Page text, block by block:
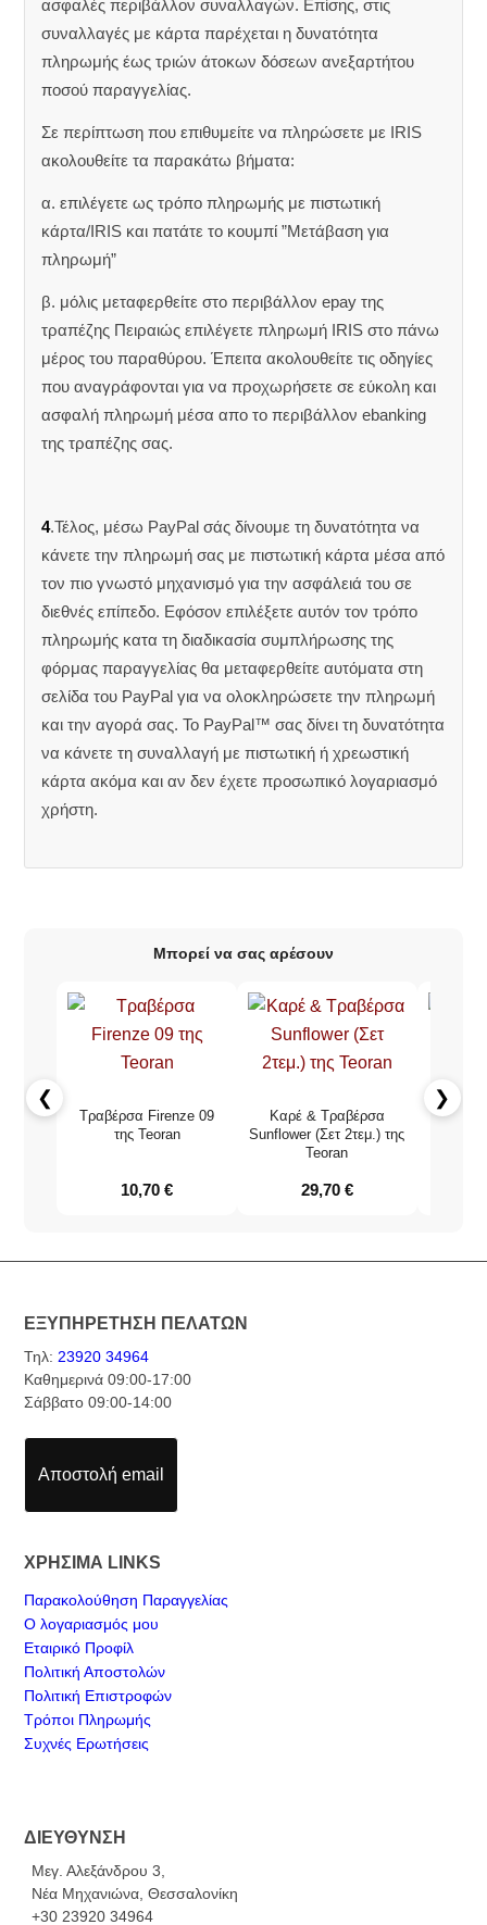
ασφαλές περιβάλλον συναλλαγών. Επίσης, στις
συναλλαγές με κάρτα παρέχεται η δυνατότητα
πληρωμής έως τριών άτοκων δόσεων ανεξαρτήτου
ποσού παραγγελίας.
Σε περίπτωση που επιθυμείτε να πληρώσετε με IRIS
ακολουθείτε τα παρακάτω βήματα:
α. επιλέγετε ως τρόπο πληρωμής με πιστωτική
κάρτα/IRIS και πατάτε το κουμπί ”Μετάβαση για
πληρωμή”
β. μόλις μεταφερθείτε στο περιβάλλον epay της
τραπέζης Πειραιώς επιλέγετε πληρωμή IRIS στο πάνω
μέρος του παραθύρου. Έπειτα ακολουθείτε τις οδηγίες
που αναγράφονται για να προχωρήσετε σε εύκολη και
ασφαλή πληρωμή μέσα απο το περιβάλλον ebanking
της τραπέζης σας.
4.Τέλος, μέσω PayPal σάς δίνουμε τη δυνατότητα να
κάνετε την πληρωμή σας με πιστωτική κάρτα μέσα από
τον πιο γνωστό μηχανισμό για την ασφάλειά του σε
διεθνές επίπεδο. Εφόσον επιλέξετε αυτόν τον τρόπο
πληρωμής κατα τη διαδικασία συμπλήρωσης της
φόρμας παραγγελίας θα μεταφερθείτε αυτόματα στη
σελίδα του PayPal για να ολοκληρώσετε την πληρωμή
και την αγορά σας. Το PayPal™ σας δίνει τη δυνατότητα
να κάνετε τη συναλλαγή με πιστωτική ή χρεωστική
κάρτα ακόμα και αν δεν έχετε προσωπικό λογαριασμό
χρήστη.
Μπορεί να σας αρέσουν
❮
Τραβέρσα Firenze 09
της Teoran
10,70€
Καρέ & Τραβέρσα
Sunflower (Σετ 2τεμ.) της
Teoran
29,70 €
❯
ΕΞΥΠΗΡΕΤΗΣΗ ΠΕΛΑΤΩΝ
Τηλ: 23920 34964
Καθημερινά 09:00-17:00
Σάββατο 09:00-14:00
Αποστολή email
ΧΡΗΣΙΜΑ LINKS
Παρακολούθηση Παραγγελίας
Ο λογαριασμός μου
Εταιρικό Προφίλ
Πολιτική Αποστολών
Πολιτική Επιστροφών
Τρόποι Πληρωμής
Συχνές Ερωτήσεις
ΔΙΕΥΘΥΝΣΗ
Μεγ. Αλεξάνδρου 3,
Νέα Μηχανιώνα, Θεσσαλονίκη
+30 23920 34964